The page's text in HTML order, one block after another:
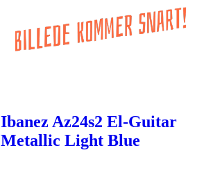
Ibanez Az24s2 El-Guitar
Metallic Light Blue